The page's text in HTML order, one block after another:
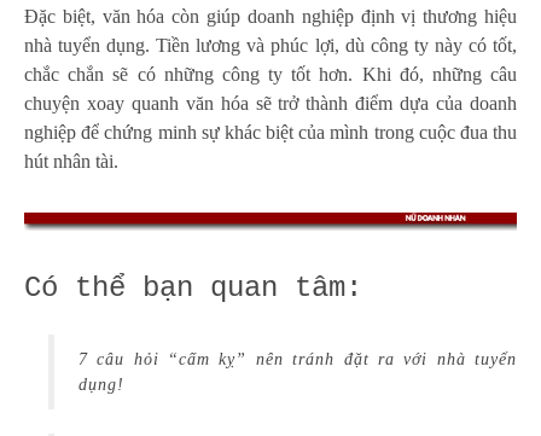
Đặc biệt, văn hóa còn giúp doanh nghiệp định vị thương hiệu
nhà tuyển dụng. Tiền lương và phúc lợi, dù công ty này có tốt,
chắc chắn sẽ có những công ty tốt hơn. Khi đó, những câu
chuyện xoay quanh văn hóa sẽ trở thành điểm dựa của doanh
nghiệp để chứng minh sự khác biệt của mình trong cuộc đua thu
hút nhân tài.
Có thể bạn quan tâm:
7 câu hỏi “cấm kỵ” nên tránh đặt ra với nhà tuyển
dụng!